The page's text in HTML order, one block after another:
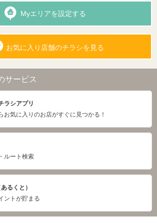
Myエリアを設定する
お気に入り店舗のチラシを見る
サービス
ラシアプリ
お気に入りのお店がすぐに見つかる！
ルート検索
るくと）
ントが貯まる